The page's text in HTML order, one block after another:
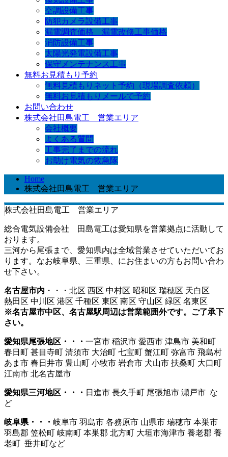
空調設備工事
防犯カメラ設備工事
漏電調査価格 漏電改修工事価格
消防設備工事
太陽光発電設備工事
保守メンテナンス工事
無料お見積もり予約
無料見積もりネット予約（現場調査依頼）
無料お見積もりメールで予約
お問い合わせ
株式会社田島電工 営業エリア
会社概要
よくある質問
工事完了までの流れ
お助け電気の救急隊
Home
株式会社田島電工 営業エリア
株式会社田島電工 営業エリア
総合電気設備会社 田島電工は愛知県を営業拠点に活動して
おります。
三河から尾張まで、愛知県内は全域営業させていただいてお
ります。なお岐阜県、三重県、にお住まいの方もお問い合わ
せ下さい。
名古屋市内 ・・・北区 西区 中村区 昭和区 瑞穂区 天白区
熱田区 中川区 港区 千種区 東区 南区 守山区 緑区 名東区
※名古屋市中区、名古屋駅周辺は営業範囲外です。ご了承下
さい。
愛知県尾張地区・・・ 一宮市 稲沢市 愛西市 津島市 美和町
春日町 甚目寺町 清須市 大治町 七宝町 蟹江町 弥富市 飛島村
あま市 春日井市 豊山町 小牧市 岩倉市 犬山市 扶桑町 大口町
江南市 北名古屋市
愛知県三河地区・・・ 日進市 長久手町 尾張旭市 瀬戸市 な
ど
岐阜県・・・ 岐阜市 羽島市 各務原市 山県市 瑞穂市 本巣市
羽島郡 笠松町 岐南町 本巣郡 北方町 大垣市海津市 養老郡 養
老町 垂井町など